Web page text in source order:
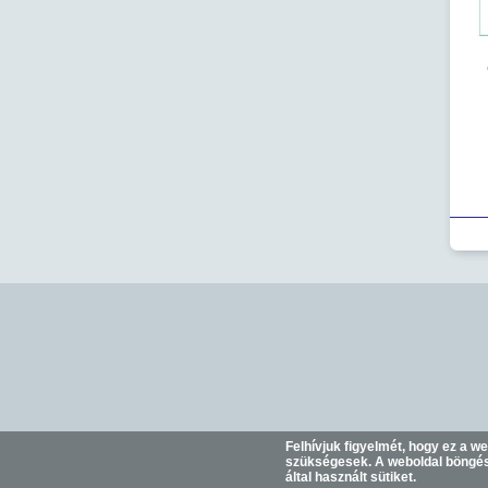
Felhívjuk figyelmét, hogy ez a
szükségesek. A weboldal
által használt sütiket.